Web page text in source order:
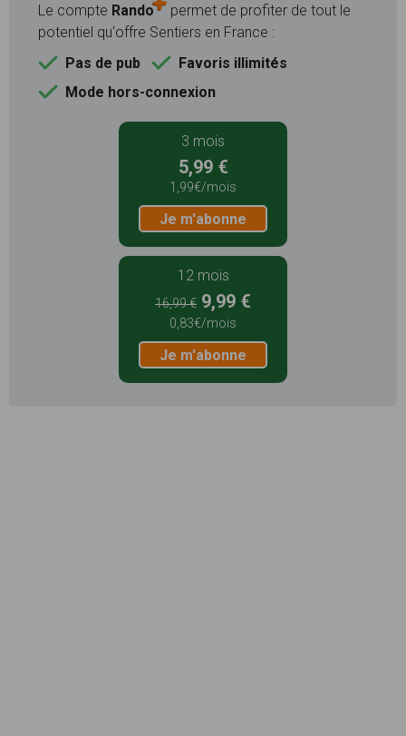
Le compte Rando
permet de profiter de tout le
potentiel qu'offre Sentiers en France :
Pas de pub
Favoris illimités
Mode hors-connexion
3 mois
5,99 €
1,99€/mois
Je m'abonne
12 mois
16,99 € 9,99 €
0,83€/mois
Je m'abonne